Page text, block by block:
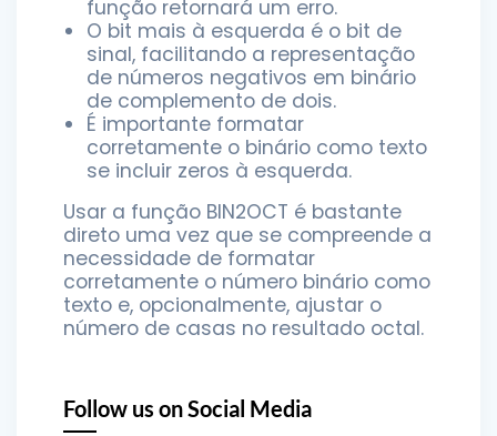
função retornará um erro.
O bit mais à esquerda é o bit de
sinal, facilitando a representação
de números negativos em binário
de complemento de dois.
É importante formatar
corretamente o binário como texto
se incluir zeros à esquerda.
Usar a função BIN2OCT é bastante
direto uma vez que se compreende a
necessidade de formatar
corretamente o número binário como
texto e, opcionalmente, ajustar o
número de casas no resultado octal.
Follow us on Social Media